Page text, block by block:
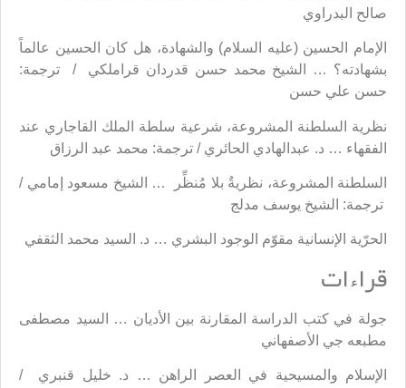
صالح البدراوي
الإمام الحسين (عليه السلام) والشهادة، هل كان الحسين عالماً
بشهادته؟ … الشيخ محمد حسن قدردان قراملكي / ترجمة:
حسن علي حسن
نظرية السلطنة المشروعة، شرعية سلطة الملك القاجاري عند
الفقهاء … د. عبدالهادي الحائري / ترجمة: محمد عبد الرزاق
السلطنة المشروعة، نظريةٌ بلا مُنظِّر … الشيخ مسعود إمامي /
ترجمة: الشيخ يوسف مدلج
الحرّية الإنسانية مقوّم الوجود البشري … د. السيد محمد الثقفي
قراءات
جولة في كتب الدراسة المقارنة بين الأديان … السيد مصطفى
مطبعه جي الأصفهاني
الإسلام والمسيحية في العصر الراهن … د. خليل قنبري /